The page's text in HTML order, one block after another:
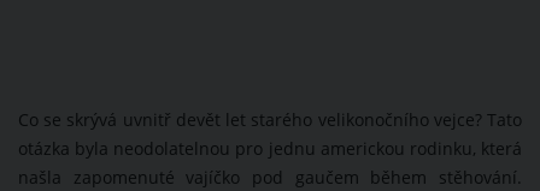
Co se skrývá uvnitř devět let starého velikonočního vejce? Tato
otázka byla neodolatelnou pro jednu americkou rodinku, která
našla zapomenuté vajíčko pod gaučem během stěhování.